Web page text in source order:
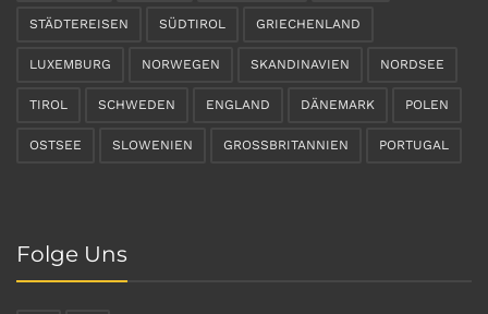
STÄDTEREISEN SÜDTIROL GRIECHENLAND
LUXEMBURG NORWEGEN SKANDINAVIEN NORDSEE
TIROL SCHWEDEN ENGLAND DÄNEMARK POLEN
OSTSEE SLOWENIEN GROSSBRITANNIEN PORTUGAL
Folge Uns